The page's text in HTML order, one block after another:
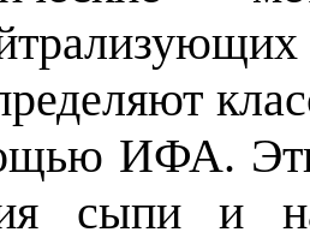
ИФА. Эти
сыпи и